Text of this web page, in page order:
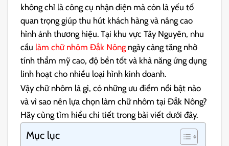
không chỉ là công cụ nhận diện mà còn là yếu tố
quan trọng giúp thu hút khách hàng và nâng cao
hình ảnh thương hiệu. Tại khu vực Tây Nguyên, nhu
cầu làm chữ nhôm Đắk Nông ngày càng tăng nhờ
tính thẩm mỹ cao, độ bền tốt và khả năng ứng dụng
linh hoạt cho nhiều loại hình kinh doanh.
Vậy chữ nhôm là gì, có những ưu điểm nổi bật nào
và vì sao nên lựa chọn làm chữ nhôm tại Đắk Nông?
Hãy cùng tìm hiểu chi tiết trong bài viết dưới đây.
Mục lục